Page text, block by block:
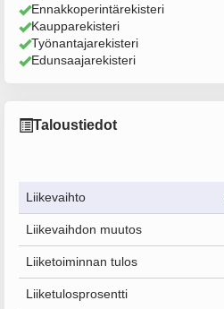
Ennakkoperintärekisteri
Kaupparekisteri
Työnantajarekisteri
Edunsaajarekisteri
Taloustiedot
Liikevaihto
Liikevaihdon muutos
Liiketoiminnan tulos
Liiketulosprosentti